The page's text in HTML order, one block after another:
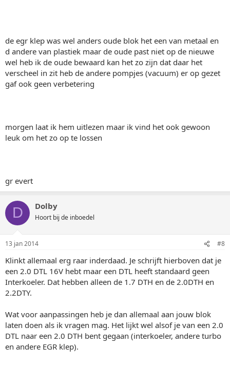
de egr klep was wel anders oude blok het een van metaal en
d andere van plastiek maar de oude past niet op de nieuwe
wel heb ik de oude bewaard kan het zo zijn dat daar het
verscheel in zit heb de andere pompjes (vacuum) er op gezet
gaf ook geen verbetering
morgen laat ik hem uitlezen maar ik vind het ook gewoon
leuk om het zo op te lossen
gr evert
D Dolby
Hoort bij de inboedel
13 jan 2014 #8
Klinkt allemaal erg raar inderdaad. Je schrijft hierboven dat je
een 2.0 DTL 16V hebt maar een DTL heeft standaard geen
Interkoeler. Dat hebben alleen de 1.7 DTH en de 2.0DTH en
2.2DTY.
Wat voor aanpassingen heb je dan allemaal aan jouw blok
laten doen als ik vragen mag. Het lijkt wel alsof je van een 2.0
DTL naar een 2.0 DTH bent gegaan (interkoeler, andere turbo
en andere EGR klep).